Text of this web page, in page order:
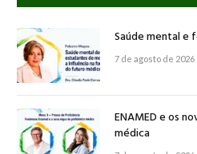
Saúde mental e
7 de agosto de 2026
ENAMED e os
médica